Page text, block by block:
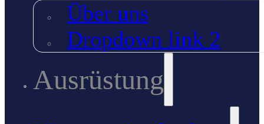
Über uns
Dropdown link 2
Ausrüstung